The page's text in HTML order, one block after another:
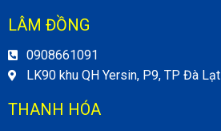
LÂM ĐỒNG
0908661091
LK90 khu QH Yersin, P9, TP Đà Lạt
THANH HÓA